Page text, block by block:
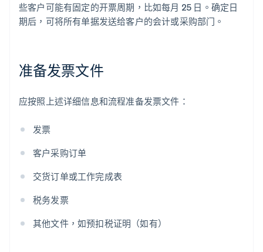
些客户可能有固定的开票周期，比如每月 25 日。确定日
期后，可将所有单据发送给客户的会计或采购部门。
准备发票文件
应按照上述详细信息和流程准备发票文件：
发票
客户采购订单
交货订单或工作完成表
税务发票
其他文件，如预扣税证明（如有）